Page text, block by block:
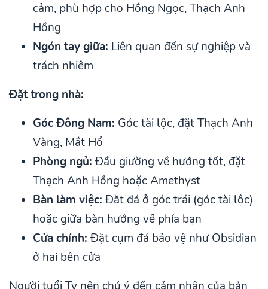
cảm, phù hợp cho Hồng Ngọc, Thạch Anh
Hồng
Ngón tay giữa: Liên quan đến sự nghiệp và
trách nhiệm
Đặt trong nhà:
Góc Đông Nam: Góc tài lộc, đặt Thạch Anh
Vàng, Mắt Hổ
Phòng ngủ: Đầu giường về hướng tốt, đặt
Thạch Anh Hồng hoặc Amethyst
Bàn làm việc: Đặt đá ở góc trái (góc tài lộc)
hoặc giữa bàn hướng về phía bạn
Cửa chính: Đặt cụm đá bảo vệ như Obsidian
ở hai bên cửa